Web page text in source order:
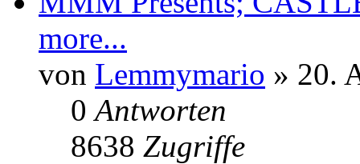
more...
von Lemmymario » 20.
0Antworten
8638 Zugriffe